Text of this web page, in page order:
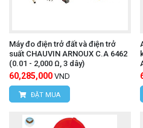
Máy đo điện trở đất và điện trở
suất CHAUVIN ARNOUX C.A 6462
(0.01 - 2,000 Ω, 3 dây)
60,285,000 VND
ĐẶT MUA